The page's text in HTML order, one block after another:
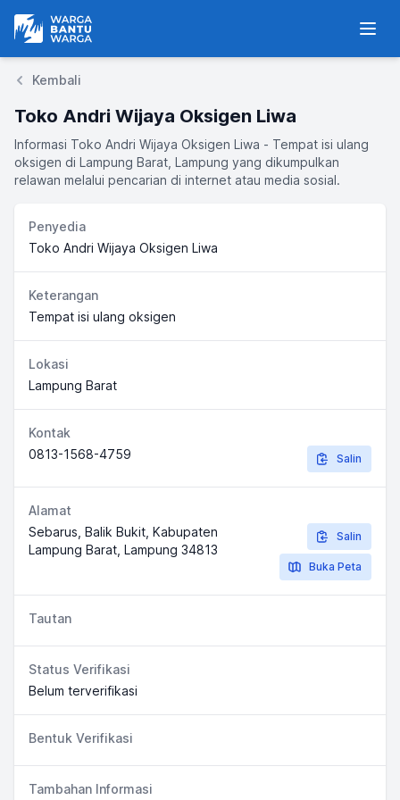
Warga Bantu Warga
Kembali
Toko Andri Wijaya Oksigen Liwa
Informasi Toko Andri Wijaya Oksigen Liwa - Tempat isi ulang
oksigen di Lampung Barat, Lampung yang dikumpulkan
relawan melalui pencarian di internet atau media sosial.
Penyedia
Toko Andri Wijaya Oksigen Liwa
Keterangan
Tempat isi ulang oksigen
Lokasi
Lampung Barat
Kontak
0813-1568-4759
Salin
Alamat
Sebarus, Balik Bukit, Kabupaten
Lampung Barat, Lampung 34813
Salin
Buka Peta
Tautan
Status Verifikasi
Belum terverifikasi
Bentuk Verifikasi
Tambahan Informasi